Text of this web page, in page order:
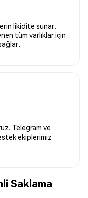
likidite sunar.
tüm varlıklar için
Telegram ve
ekiplerimiz
Saklama